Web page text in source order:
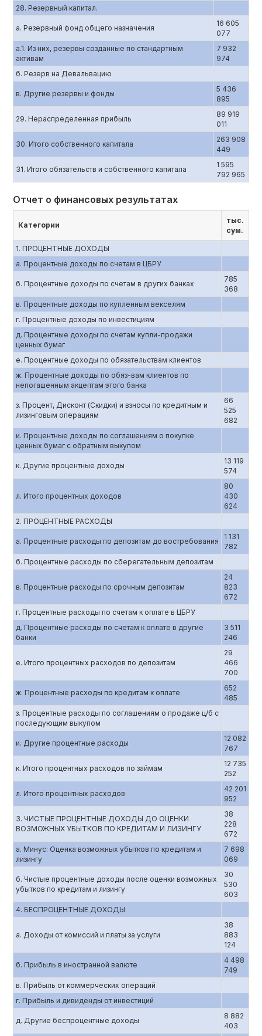
28. Резервный капитал.
а. Резервный фонд общего назначения
16 605
077
а.1. Из них, резервы созданные по стандартным
активам
7 932
974
б. Резерв на Девальвацию
в. Другие резервы и фонды
5 436
895
29. Нераспределенная прибыль
89 919
011
30. Итого собственного капитала
263 908
449
31. Итого обязательств и собственного капитала
1 595
792 965
Отчет о финансовых результатах
Категории
тыс.
сум.
1. ПРОЦЕНТНЫЕ ДОХОДЫ
a. Процентные доходы по счетам в ЦБРУ
б. Процентные доходы по счетам в других банках
785
368
в. Процентные доходы по купленным векселям
г. Процентные доходы по инвестициям
д. Процентные доходы по счетам купли-продажи
ценных бумаг
е. Процентные доходы по обязательствам клиентов
ж. Процентные доходы по обяз-вам клиентов по
непогашенным акцептам этого банка
з. Процент, Дисконт (Скидки) и взносы по кредитным и
лизинговым операциям
66
525
682
и. Процентные доходы по соглашениям о покупке
ценных бумаг с обратным выкупом
к. Другие процентные доходы
13 119
574
л. Итого процентных доходов
80
430
624
2. ПРОЦЕНТНЫЕ РАСХОДЫ
а. Процентные расходы по депозитам до востребования
1 131
782
б. Процентные расходы по сберегательным депозитам
в. Процентные расходы по срочным депозитам
24
823
672
г. Процентные расходы по счетам к оплате в ЦБРУ
д. Процентные расходы по счетам к оплате в другие
банки
3 511
246
е. Итого процентных расходов по депозитам
29
466
700
ж. Процентные расходы по кредитам к оплате
652
485
з. Процентные расходы по соглашениям о продаже ц/б с
последующим выкупом
и. Другие процентные расходы
12 082
767
к. Итого процентных расходов по займам
12 735
252
л. Итого процентных расходов
42 201
952
3. ЧИСТЫЕ ПРОЦЕНТНЫЕ ДОХОДЫ ДО ОЦЕНКИ
ВОЗМОЖНЫХ УБЫТКОВ ПО КРЕДИТАМ И ЛИЗИНГУ
38
228
672
а. Минус: Оценка возможных убытков по кредитам и
лизингу
7 698
069
б. Чистые процентные доходы после оценки возможных
убытков по кредитам и лизингу
30
530
603
4. БЕСПРОЦЕНТНЫЕ ДОХОДЫ
а. Доходы от комиссий и платы за услуги
38
883
124
б. Прибыль в иностранной валюте
4 498
749
в. Прибыль от коммерческих операций
г. Прибыль и дивиденды от инвестиций
д. Другие беспроцентные доходы
8 882
403